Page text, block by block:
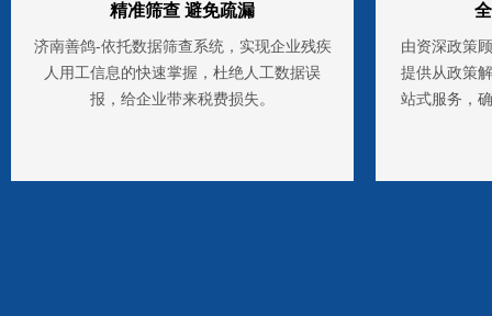
精准筛查 避免疏漏
济南善鸽-依托数据筛查系统，实现企业残疾
人用工信息的快速掌握，杜绝人工数据误
报，给企业带来税费损失。
由资深政策
提供从政策
站式服务，